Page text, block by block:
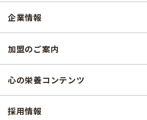
企業情報
加盟のご案内
心の栄養コンテンツ
採用情報